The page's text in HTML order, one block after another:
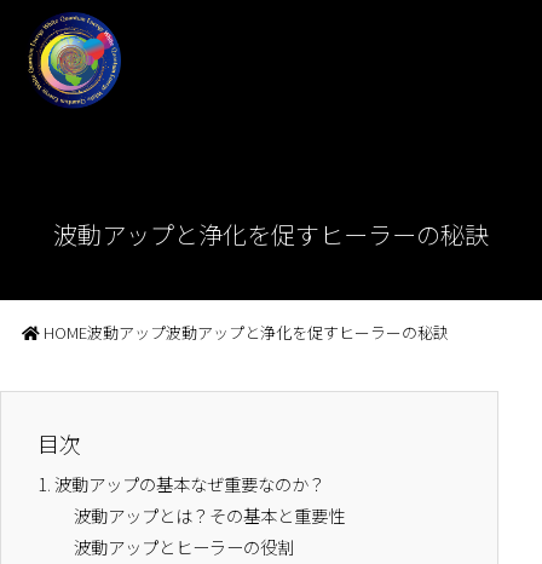
波動アップと浄化を促すヒーラーの秘訣
HOME波動アップ波動アップと浄化を促すヒーラーの秘訣
目次
1.波動アップの基本なぜ重要なのか？
波動アップとは？その基本と重要性
波動アップとヒーラーの役割